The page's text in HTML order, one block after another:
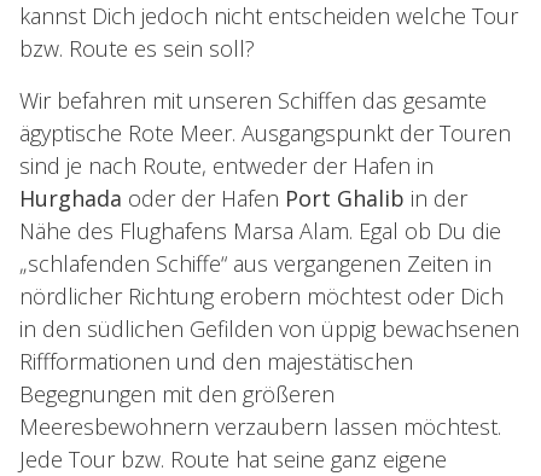
kannst Dich jedoch nicht entscheiden welche Tour
bzw. Route es sein soll?
Wir befahren mit unseren Schiffen das gesamte
ägyptische Rote Meer. Ausgangspunkt der Touren
sind je nach Route, entweder der Hafen in
Hurghada oder der Hafen Port Ghalib in der
Nähe des Flughafens Marsa Alam. Egal ob Du die
„schlafenden Schiffe“ aus vergangenen Zeiten in
nördlicher Richtung erobern möchtest oder Dich
in den südlichen Gefilden von üppig bewachsenen
Riffformationen und den majestätischen
Begegnungen mit den größeren
Meeresbewohnern verzaubern lassen möchtest.
Jede Tour bzw. Route hat seine ganz eigene